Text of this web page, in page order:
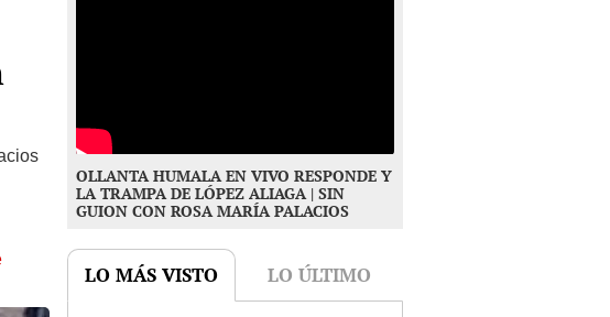
OLLANTA HUMALA EN VIVO RESPONDE Y
LA TRAMPA DE LÓPEZ ALIAGA | SIN
GUION CON ROSA MARÍA PALACIOS
LO MÁS VISTO LO ÚLTIMO